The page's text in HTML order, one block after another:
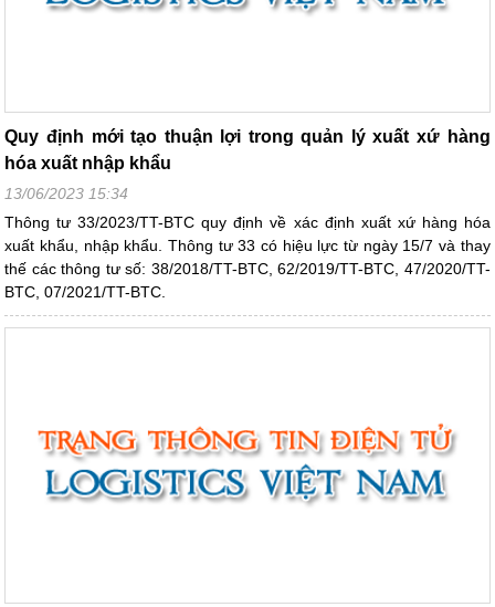
Quy định mới tạo thuận lợi trong quản lý xuất xứ hàng
hóa xuất nhập khẩu
13/06/2023 15:34
Thông tư 33/2023/TT-BTC quy định về xác định xuất xứ hàng hóa
xuất khẩu, nhập khẩu. Thông tư 33 có hiệu lực từ ngày 15/7 và thay
thế các thông tư số: 38/2018/TT-BTC, 62/2019/TT-BTC, 47/2020/TT-
BTC, 07/2021/TT-BTC.